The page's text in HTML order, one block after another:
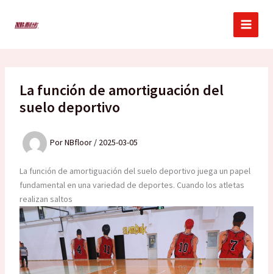
La función de amortiguación del
suelo deportivo
PorNBfloor / 2025-03-05
La función de amortiguación del suelo deportivo juega un papel
fundamental en una variedad de deportes. Cuando los atletas
realizan saltos